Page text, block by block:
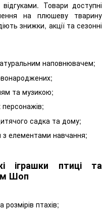
Товари доступні
на плюшеву тварину
знижки, акції та сезонні
наповнювачем;
та музикою;
персонажів;
садка та дому;
з елементами навчання;
іграшки птиці та
Шоп
птахів;